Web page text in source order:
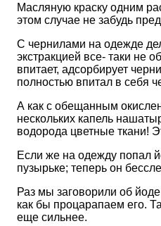
Масляную краску одним
этом случае не забудь
С чернилами на одежде
экстракцией все- таки не
впитает, адсорбирует
полностью впитал в себя
А как с обещанным
нескольких капель
водорода цветные ткани!
Если же на одежду попал
пузырьке; теперь он
Раз мы заговорили об
как бы процарапаем его.
еще сильнее.